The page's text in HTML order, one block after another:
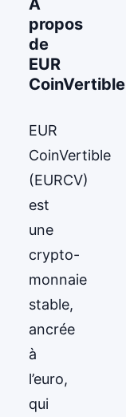
propos
de
EUR
CoinVertible
EUR
CoinVertible
(EURCV)
est
une
crypto-
monnaie
stable,
ancrée
à
l’euro,
qui